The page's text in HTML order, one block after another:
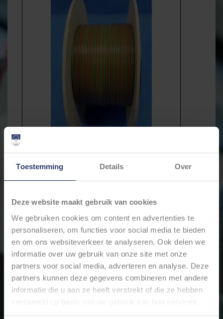
Toestemming Details Over
Deze website maakt gebruik van cookies
We gebruiken cookies om content en advertenties te
personaliseren, om functies voor social media te bieden
en om ons websiteverkeer te analyseren. Ook delen we
informatie over uw gebruik van onze site met onze
partners voor social media, adverteren en analyse. Deze
partners kunnen deze gegevens combineren met andere
informatie die u aan ze heeft verstrekt of die ze hebben
verzameld op basis van uw gebruik van hun services.
€10,95Incl. btw
* Stukprijs: €0,00 /
Levertijd: Bestellingen op ma. t/m vrij. voor 17:00 worden
dezelfde dag verstuurd.
Cable-Engineer
+